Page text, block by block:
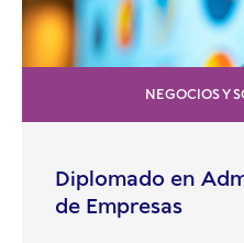
NEGOCIOS Y
Diplomado en
de Empresas